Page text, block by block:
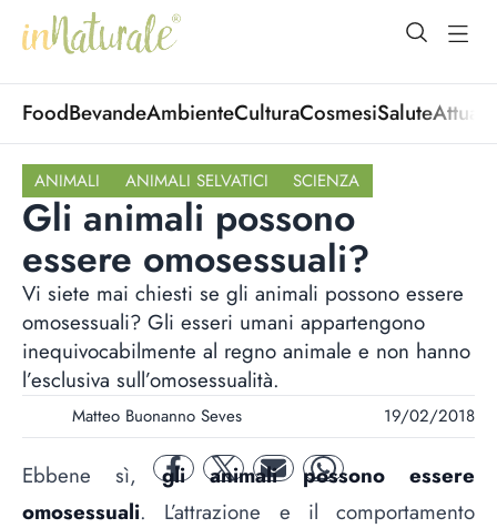
open
FoodBevandeAmbienteCulturaCosmesiSalute
ANIMALI ANIMALI SELVATICI SCIENZA
Gli animali possono
essere omosessuali?
Vi siete mai chiesti se gli animali possono essere
omosessuali? Gli esseri umani appartengono
inequivocabilmente al regno animale e non hanno
l’esclusiva sull’omosessualità.
Matteo Buonanno Seves 19/02/2018
facebooktwitter mail whatsapp
Ebbene sì,gli animali possono essere
omosessuali. L’attrazione e il comportamento